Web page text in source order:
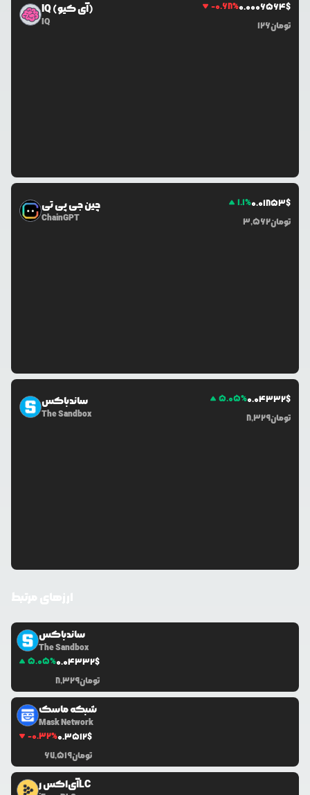
IQ (آی کیو)
IQ
-0.68%0.0006564$
126تومان
چین جی پی تی
ChainGPT
1.1%0.01853$
3,562تومان
ساندباکس
The Sandbox
5.05%0.04332$
8,329تومان
ساندباکس
The Sandbox
5.05%0.04332$
8,329تومان
شبکه ماسک
Mask Network
-0.32%0.3512$
67,519تومان
آی‌اکس رLC